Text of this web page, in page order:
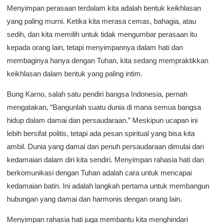
Menyimpan perasaan terdalam kita adalah bentuk keikhlasan
yang paling murni. Ketika kita merasa cemas, bahagia, atau
sedih, dan kita memilih untuk tidak mengumbar perasaan itu
kepada orang lain, tetapi menyimpannya dalam hati dan
membaginya hanya dengan Tuhan, kita sedang mempraktikkan
keikhlasan dalam bentuk yang paling intim.
Bung Karno, salah satu pendiri bangsa Indonesia, pernah
mengatakan, “Bangunlah suatu dunia di mana semua bangsa
hidup dalam damai dan persaudaraan.” Meskipun ucapan ini
lebih bersifat politis, tetapi ada pesan spiritual yang bisa kita
ambil. Dunia yang damai dan penuh persaudaraan dimulai dari
kedamaian dalam diri kita sendiri. Menyimpan rahasia hati dan
berkomunikasi dengan Tuhan adalah cara untuk mencapai
kedamaian batin. Ini adalah langkah pertama untuk membangun
hubungan yang damai dan harmonis dengan orang lain.
Menyimpan rahasia hati juga membantu kita menghindari